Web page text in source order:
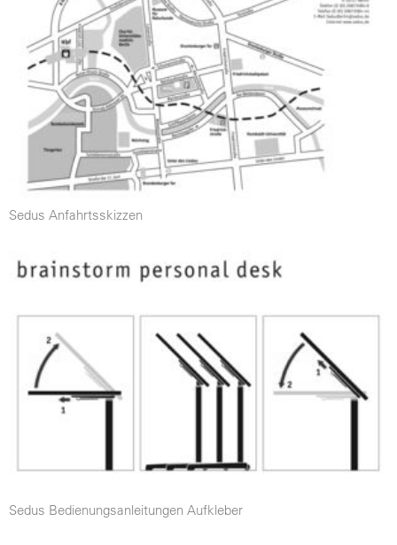
Sedus Anfahrtsskizzen
Sedus Bedienungsanleitungen Aufkleber